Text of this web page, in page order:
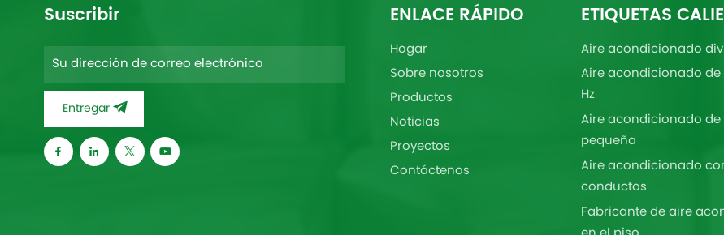
Suscribir
Entregar
ENLACE RÁPIDO
Hogar
Sobre nosotros
Productos
Noticias
Proyectos
Contáctenos
ETIQUETAS
Aire acondicionado
Aire acondicionado
Hz
Aire acondicionado
pequeña
Aire acondicionado
conductos
Fabricante de aire